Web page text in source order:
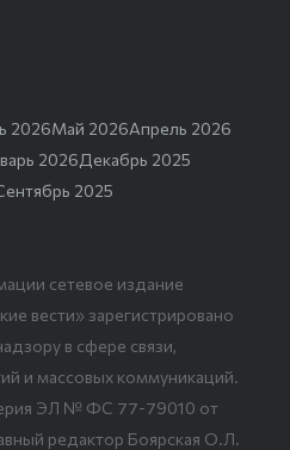
2026Май 2026Апрель 2026
2026Декабрь 2025
2025
сетевое издание
вести» зарегистрировано
в сфере связи,
и массовых коммуникаций.
ЭЛ № ФС 77-79010 от
редактор Боярская О.Л.